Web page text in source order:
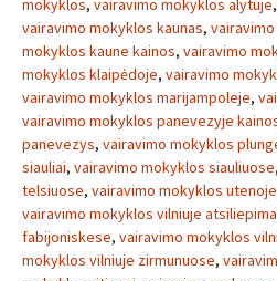
mokyklos, vairavimo mokyklos alytuje,
vairavimo mokyklos kaunas,
mokyklos kaune kainos, vairavimo
mokyklos klaipėdoje, vairavimo
vairavimo mokyklos marijampoleje,
vairavimo mokyklos panevezyje
panevezys, vairavimo mokyklos
siauliai, vairavimo mokyklos siauliuose,
telsiuose, vairavimo mokyklos utenoje
vairavimo mokyklos vilniuje
fabijoniskese, vairavimo mokyklos
mokyklos vilniuje zirmunuose,